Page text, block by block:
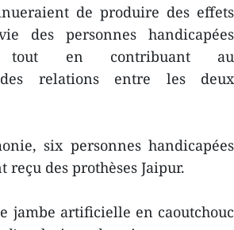
de produire des effets
des personnes handicapées
tout en contribuant au
des relations entre les deux
six personnes handicapées
des prothèses Jaipur.
jambe artificielle en caoutchouc